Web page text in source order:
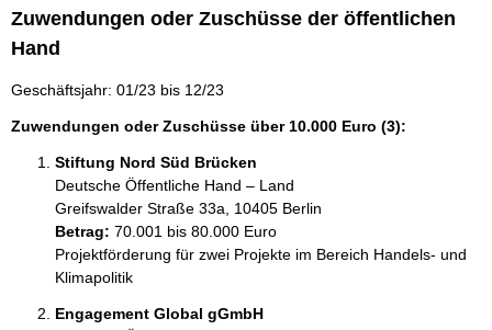
Zuwendungen oder Zuschüsse der öffentlichen
Hand
Geschäftsjahr: 01/23 bis 12/23
Zuwendungen oder Zuschüsse über 10.000 Euro (3):
Stiftung Nord Süd Brücken
Deutsche Öffentliche Hand – Land
Greifswalder Straße 33a, 10405 Berlin
Betrag: 70.001 bis 80.000 Euro
Projektförderung für zwei Projekte im Bereich Handels- und
Klimapolitik
Engagement Global gGmbH